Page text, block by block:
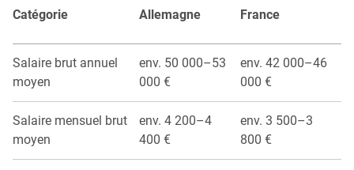
Catégorie Allemagne France
Salaire brut annuel
moyen
env. 50 000–53
000 €
env. 42 000–46
000 €
Salaire mensuel brut
moyen
env. 4 200–4
400 €
env. 3 500–3
800 €